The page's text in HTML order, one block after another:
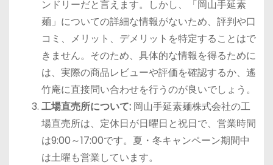
ンドリーだと言えます。しかし、「岡山手延素
麺」についての詳細な情報がないため、評判や口
コミ、メリット、デメリットを特定することはで
きません。そのため、具体的な情報を得るために
は、実際の商品レビューや評価を確認するか、遙
竹庵に直接問い合わせを行うのが良いでしょう。
工場直売所について:岡山手延素麺株式会社の工
場直売所は、定休日が日曜日と祝日で、営業時間
は9:00～17:00です。夏・冬キャンペーン期間中
は土曜も営業しています。